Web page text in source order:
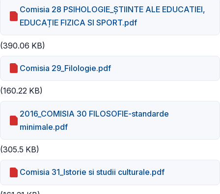
Comisia 28 PSIHOLOGIE_ȘTIINTE ALE EDUCATIEI,
EDUCAȚIE FIZICA SI SPORT.pdf
(390.06 KB)
Comisia 29_Filologie.pdf
(160.22 KB)
2016_COMISIA 30 FILOSOFIE-standarde
minimale.pdf
(305.5 KB)
Comisia 31_Istorie si studii culturale.pdf